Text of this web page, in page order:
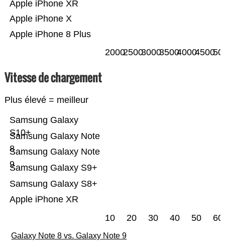
Apple iPhone 8 Plus
Apple iPhone X
Apple iPhone XR
200025003000350040004500
Vitesse de chargement
Plus élevé = meilleur
Apple iPhone XR
Samsung Galaxy S8+
Samsung Galaxy S9+
Samsung Galaxy Note
9
Samsung Galaxy Note
8
Samsung Galaxy
S10+
10 20 30 40 50 60
Galaxy Note 8 vs. Galaxy Note 9